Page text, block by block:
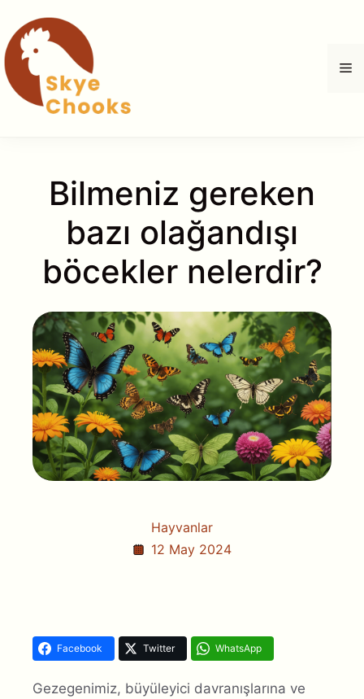
atla
Bilmeniz gereken
bazı olağandışı
böcekler nelerdir?
Hayvanlar
12 May 2024
Facebook Twitter WhatsApp
Gezegenimiz, büyüleyici davranışlarına ve